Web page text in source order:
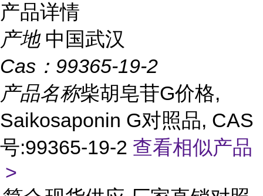
产品详情
产地 中国武汉
Cas： 99365-19-2
产品名称柴胡皂苷G价格,
Saikosaponin G对照品, CAS
号:99365-19-2 查看相似产品
>